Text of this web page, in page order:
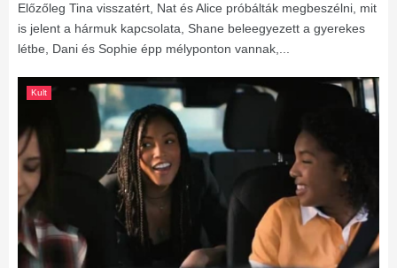
Előzőleg Tina visszatért, Nat és Alice próbálták megbeszélni, mit
is jelent a hármuk kapcsolata, Shane beleegyezett a gyerekes
létbe, Dani és Sophie épp mélyponton vannak,...
Kult